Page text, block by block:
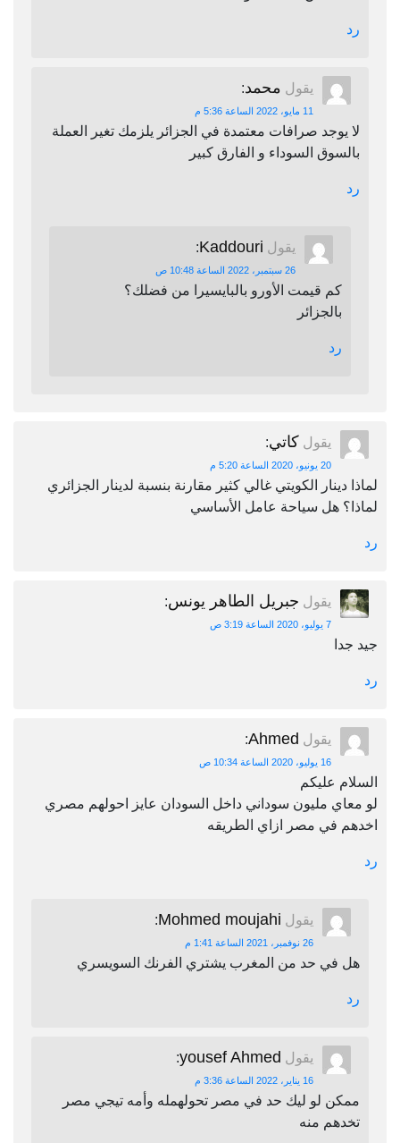
رد
يقول محمد:
11 مايو، 2022 الساعة 5:36 م
لا يوجد صرافات معتمدة في الجزائر يلزمك تغير العملة
بالسوق السوداء و الفارق كبير
رد
يقول Kaddouri
:
26 سبتمبر، 2022 الساعة 10:48 ص
كم قيمت الأورو بالبايسيرا من فضلك؟
بالجزائر
رد
يقول كاتي:
20 يونيو، 2020 الساعة 5:20 م
لماذا دينار الكويتي غالي كثير مقارنة بنسبة لدينار الجزائري
لماذا؟ هل سياحة عامل الأساسي
رد
يقول جبريل الطاهر يونس:
7 يوليو، 2020 الساعة 3:19 ص
جيد جدا
رد
يقول Ahmed
:
16 يوليو، 2020 الساعة 10:34 ص
السلام عليكم
لو معاي مليون سوداني داخل السودان عايز احولهم مصري
اخدهم في مصر ازاي الطريقه
رد
يقول Mohmed moujahi
:
26 نوفمبر، 2021 الساعة 1:41 م
هل في حد من المغرب يشتري الفرنك السويسري
رد
يقول yousef Ahmed
:
16 يناير، 2022 الساعة 3:36 م
ممكن لو ليك حد في مصر تحولهمله وأمه تيجي مصر
تخدهم منه